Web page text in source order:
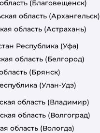
(Благовещенск)
область (Архангельск)
область (Астрахань)
Республика (Уфа)
область (Белгород)
(Брянск)
(Улан-Удэ)
область (Владимир)
область (Волгоград)
область (Вологда)